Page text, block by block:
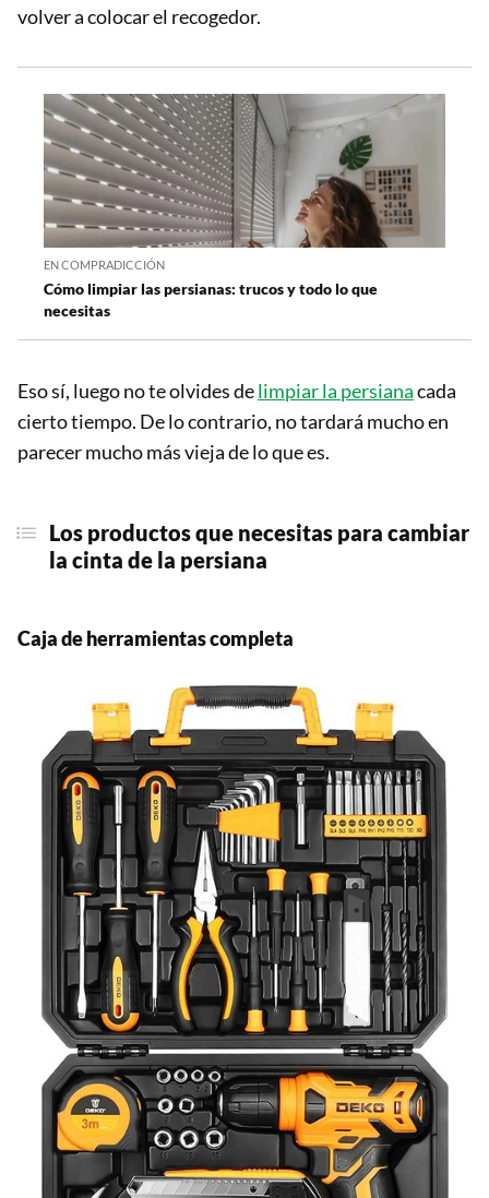
volver a colocar el recogedor.
EN COMPRADICCIÓN
Cómo limpiar las persianas: trucos y todo lo que
necesitas
Eso sí, luego no te olvides delimpiar la persianacada
cierto tiempo. De lo contrario, no tardará mucho en
parecer mucho más vieja de lo que es.
Los productos que necesitas para cambiar
la cinta de la persiana
Caja de herramientas completa